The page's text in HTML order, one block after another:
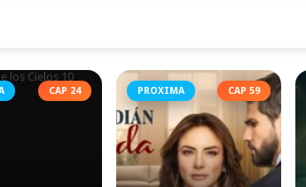
CAP 24 PROXIMA CAP 59